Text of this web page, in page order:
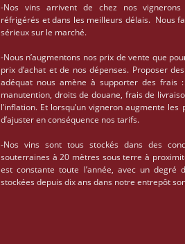
-Nos vins arrivent de chez nos
réfrigérés et dans les meilleurs délais. Nous
sérieux sur le marché.
-Nous n’augmentons nos prix de vente que
prix d’achat et de nos dépenses. Proposer
adéquat nous amène à supporter des frais
manutention, droits de douane, frais de
l’inflation. Et lorsqu’un vigneron augmente
d’ajuster en conséquence nos tarifs.
-Nos vins sont tous stockés dans des
souterraines à 20 mètres sous terre à
est constante toute l’année, avec un degré
stockées depuis dix ans dans notre entrepôt